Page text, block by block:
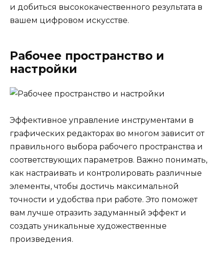
и добиться высококачественного результата в
вашем цифровом искусстве.
Рабочее пространство и
настройки
Эффективное управление инструментами в
графических редакторах во многом зависит от
правильного выбора рабочего пространства и
соответствующих параметров. Важно понимать,
как настраивать и контролировать различные
элементы, чтобы достичь максимальной
точности и удобства при работе. Это поможет
вам лучше отразить задуманный эффект и
создать уникальные художественные
произведения.